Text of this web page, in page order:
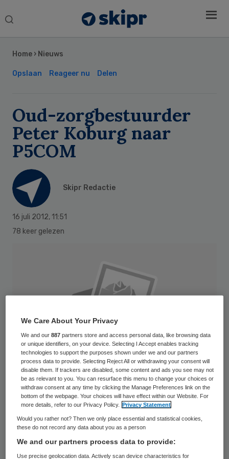
Search
Home › Nieuws
Opslaan Reageer nu Delen
Oud-zorgbestuurder
Peter Koburg naar
P5COM
Skipr Redactie
16 juli 2012, 11:51
78 keer gelezen
Peter Koburg, eerder bestuurder bij
woningcorporatie en zorginstelling De
Woonmensen, is eind mei in dienst getreden
Sidebar
We Care About Your Privacy
We and our887 partners store and access personal data, like browsing data
or unique identifiers, on your device. Selecting I Accept enables tracking
technologies to support the purposes shown under we and our partners
process data to provide. Selecting Reject All or withdrawing your consent will
disable them. If trackers are disabled, some content and ads you see may not
be as relevant to you. You can resurface this menu to change your choices or
withdraw consent at any time by clicking the Manage Preferences link on the
bottom of the webpage. Your choices will have effect within our Website. For
more details, refer to our Privacy Policy.
Privacy Statement
Would you rather not? Then we only place essential and statistical cookies,
these do not record any data about you as a person
We and our partners process data to provide:
Use precise geolocation data. Actively scan device characteristics for